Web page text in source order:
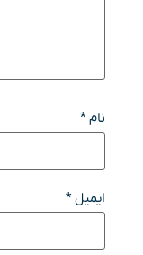
نام*
ایمیل*